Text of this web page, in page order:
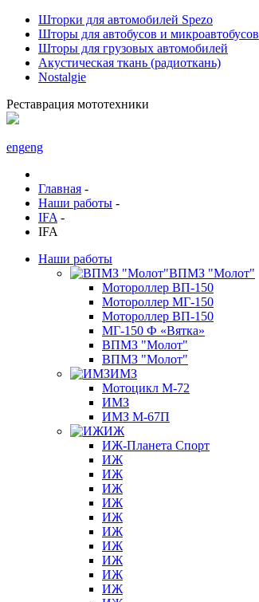
Шторки для автомобилей Spezo
Шторы для автобусов и микроавтобусов
Шторы для грузовых автомобилей
Акустическая ткань (радиоткань)
Nostalgie
Реставрация мототехники
engeng
Главная -
Наши работы -
IFA -
IFA
Наши работы
ВПМЗ "Молот"
Мотороллер ВП-150
Мотороллер МГ-150
Мотороллер ВП-150
МГ-150 Ф «Вятка»
ВПМЗ "Молот"
ВПМЗ "Молот"
ИМЗ
Мотоцикл М-72
ИМЗ
ИМЗ М-67П
ИЖ
ИЖ-Планета Спорт
ИЖ
ИЖ
ИЖ
ИЖ
ИЖ
ИЖ
ИЖ
ИЖ
ИЖ
ИЖ